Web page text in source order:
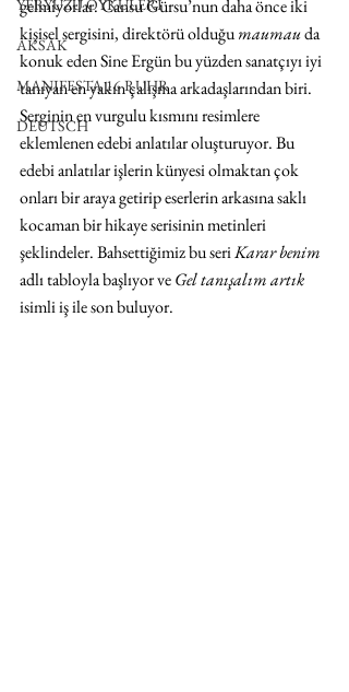
YERYÜZÜ ÖYKÜLERİ
AKSAK
MANIFESTA 16 RUHR
DEUTSCH
gelmiyorlar. Cansu Gürsu’nun daha önce iki
kişisel sergisini, direktörü olduğu maumau da
konuk eden Sine Ergün bu yüzden sanatçıyı iyi
tanıyan en yakın çalışma arkadaşlarından biri.
Serginin en vurgulu kısmını resimlere
eklemlenen edebi anlatılar oluşturuyor. Bu
edebi anlatılar işlerin künyesi olmaktan çok
onları bir araya getirip eserlerin arkasına saklı
kocaman bir hikaye serisinin metinleri
şeklindeler. Bahsettiğimiz bu seri Karar benim
adlı tabloyla başlıyor ve Gel tanışalım artık
isimli iş ile son buluyor.